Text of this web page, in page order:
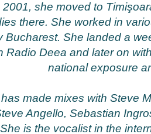
2001, she moved to
there. She worked in
Bucharest. She landed a
Radio Deea and later on
national exposure
made mixes with Steve
Angello, Sebastian
is the vocalist in the